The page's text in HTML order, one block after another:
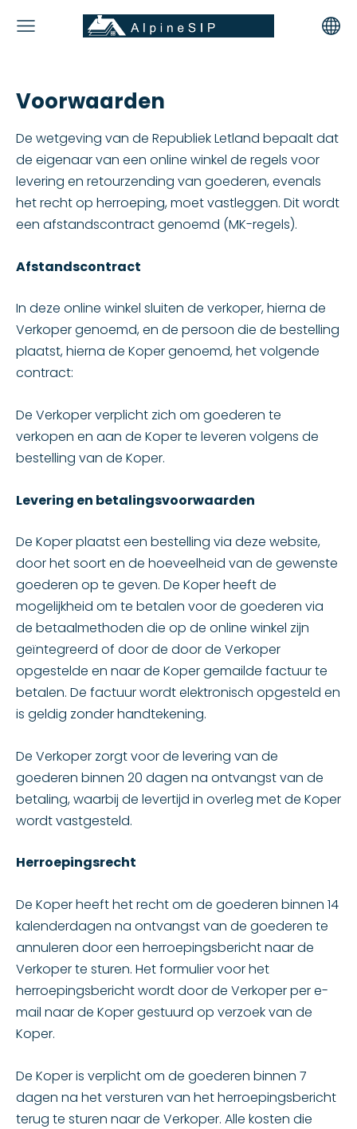
Voorwaarden
De wetgeving van de Republiek Letland bepaalt dat
de eigenaar van een online winkel de regels voor
levering en retourzending van goederen, evenals
het recht op herroeping, moet vastleggen. Dit wordt
een afstandscontract genoemd (MK-regels).
Afstandscontract
In deze online winkel sluiten de verkoper, hierna de
Verkoper genoemd, en de persoon die de bestelling
plaatst, hierna de Koper genoemd, het volgende
contract:
De Verkoper verplicht zich om goederen te
verkopen en aan de Koper te leveren volgens de
bestelling van de Koper.
Levering en betalingsvoorwaarden
De Koper plaatst een bestelling via deze website,
door het soort en de hoeveelheid van de gewenste
goederen op te geven. De Koper heeft de
mogelijkheid om te betalen voor de goederen via
de betaalmethoden die op de online winkel zijn
geïntegreerd of door de door de Verkoper
opgestelde en naar de Koper gemailde factuur te
betalen. De factuur wordt elektronisch opgesteld en
is geldig zonder handtekening.
De Verkoper zorgt voor de levering van de
goederen binnen 20 dagen na ontvangst van de
betaling, waarbij de levertijd in overleg met de Koper
wordt vastgesteld.
Herroepingsrecht
De Koper heeft het recht om de goederen binnen 14
kalenderdagen na ontvangst van de goederen te
annuleren door een herroepingsbericht naar de
Verkoper te sturen. Het formulier voor het
herroepingsbericht wordt door de Verkoper per e-
mail naar de Koper gestuurd op verzoek van de
Koper.
De Koper is verplicht om de goederen binnen 7
dagen na het versturen van het herroepingsbericht
terug te sturen naar de Verkoper. Alle kosten die